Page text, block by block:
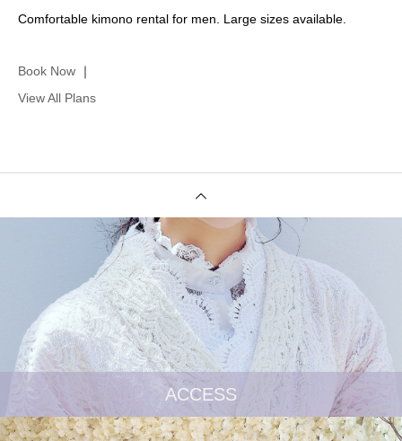
Comfortable kimono rental for men. Large sizes available.
Book Now ｜
View All Plans
ACCESS